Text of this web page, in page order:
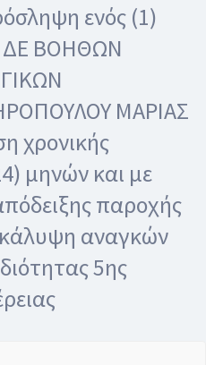
ενός (1)
ΔΕ ΒΟΗΘΩΝ
ΜΑΡΙΑΣ
χρονικής
μηνών και με
παροχής
αναγκών
5ης